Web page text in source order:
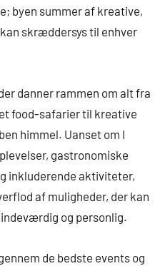
byen summer af kreative,
skræddersys til enhver
danner rammen om alt fra
food-safarier til kreative
himmel. Uanset om I
gastronomiske
inkluderende aktiviteter,
af muligheder, der kan
og personlig.
de bedste events og